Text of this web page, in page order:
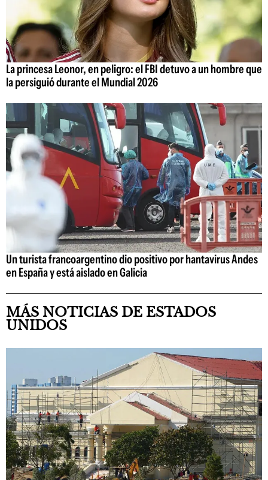
La princesa Leonor, en peligro: el FBI detuvo a un hombre que
la persiguió durante el Mundial 2026
Un turista francoargentino dio positivo por hantavirus Andes
en España y está aislado en Galicia
MÁS NOTICIAS DE ESTADOS
UNIDOS